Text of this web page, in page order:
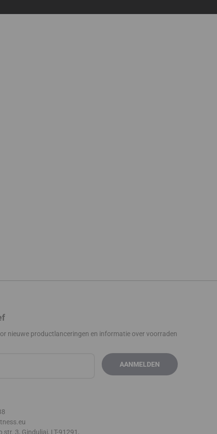
nieuwe productlanceringen en informatie over voorraden
3, Ginduliai, LT-91291,